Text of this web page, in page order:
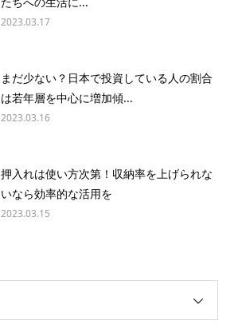
2023.03.17
まだ少ない？日本で投資している人の割合
は若年層を中心に増加傾...
2023.03.16
押入れは使い方次第！収納率を上げられな
いなら効率的な活用を
2023.03.15